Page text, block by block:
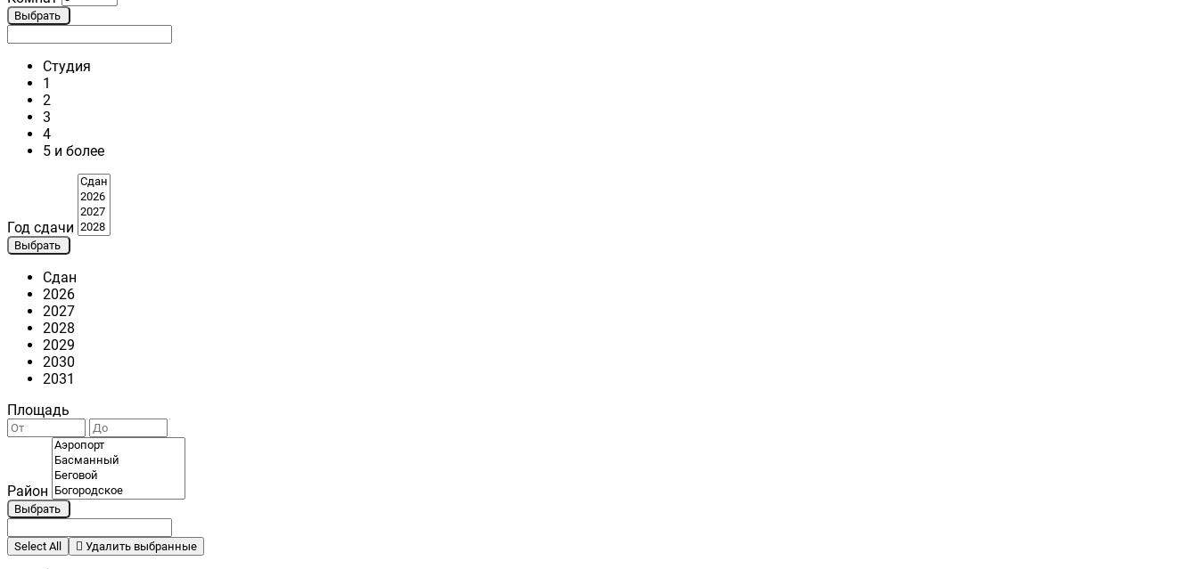
Выбрать
Студия
1
2
3
4
5 и более
Год сдачи
Выбрать
Сдан
2026
2027
2028
2029
2030
2031
Площадь
Район
Выбрать
Select All Удалить выбранные